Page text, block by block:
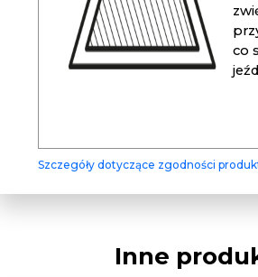
co
Szczegóły dotyczące zgodności
Inne